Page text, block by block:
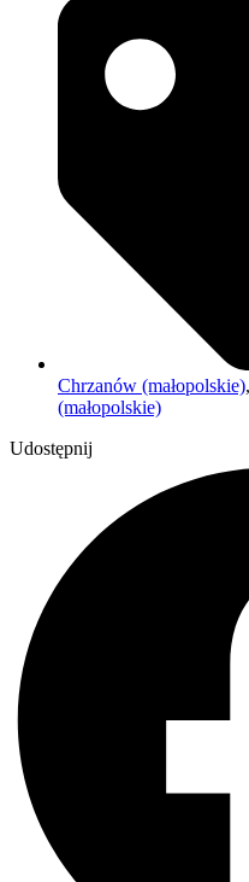
Chrzanów (małopolskie),
(małopolskie)
Udostępnij